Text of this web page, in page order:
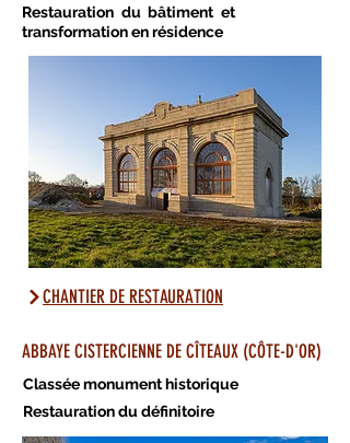
Restauration du bâtiment et
transformation en résidence
CHANTIER DE RESTAURATION
ABBAYE CISTERCIENNE DE CÎTEAUX (CÔTE-D'OR)
Classée monument historique
Restauration du définitoire